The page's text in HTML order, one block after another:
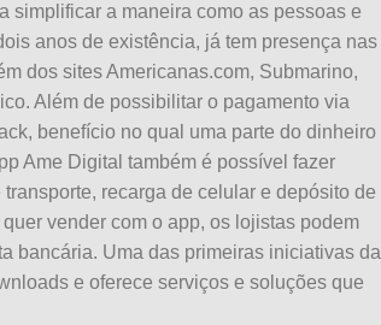
simplificar a maneira como as pessoas e
anos de existência, já tem presença nas
dos sites Americanas.com, Submarino,
Além de possibilitar o pagamento via
benefício no qual uma parte do dinheiro
Ame Digital também é possível fazer
recarga de celular e depósito de
vender com o app, os lojistas podem
bancária. Uma das primeiras iniciativas da
e oferece serviços e soluções que